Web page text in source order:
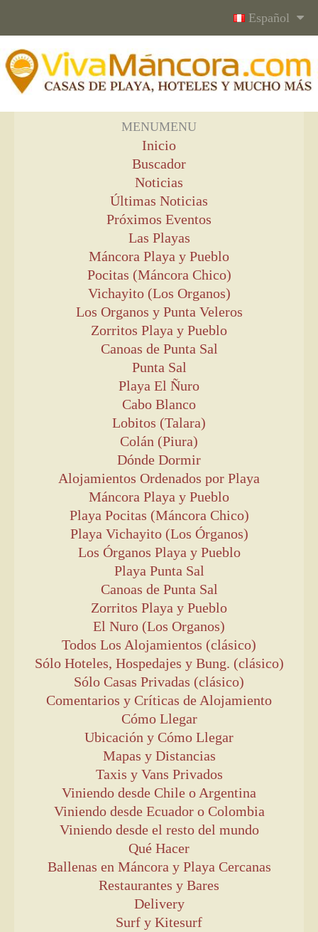
Español
MENUMENU
Inicio
Buscador
Noticias
Últimas Noticias
Próximos Eventos
Las Playas
Máncora Playa y Pueblo
Pocitas (Máncora Chico)
Vichayito (Los Organos)
Los Organos y Punta Veleros
Zorritos Playa y Pueblo
Canoas de Punta Sal
Punta Sal
Playa El Ñuro
Cabo Blanco
Lobitos (Talara)
Colán (Piura)
Dónde Dormir
Alojamientos Ordenados por Playa
Máncora Playa y Pueblo
Playa Pocitas (Máncora Chico)
Playa Vichayito (Los Órganos)
Los Órganos Playa y Pueblo
Playa Punta Sal
Canoas de Punta Sal
Zorritos Playa y Pueblo
El Nuro (Los Organos)
Todos Los Alojamientos (clásico)
Sólo Hoteles, Hospedajes y Bung. (clásico)
Sólo Casas Privadas (clásico)
Comentarios y Críticas de Alojamiento
Cómo Llegar
Ubicación y Cómo Llegar
Mapas y Distancias
Taxis y Vans Privados
Viniendo desde Chile o Argentina
Viniendo desde Ecuador o Colombia
Viniendo desde el resto del mundo
Qué Hacer
Ballenas en Máncora y Playa Cercanas
Restaurantes y Bares
Delivery
Surf y Kitesurf